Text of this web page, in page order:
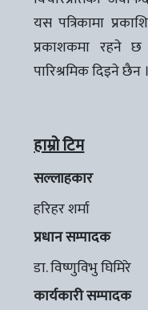
यस पत्रिकामा
प्रकाशकमा रहने
पारिश्रमिक दिइने छैन ।
हाम्रो टिम
सल्लाहकार
हरिहर शर्मा
प्रधान सम्पादक
डा. विष्णुविभु घिमिरे
कार्यकारी सम्पादक